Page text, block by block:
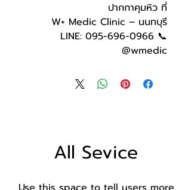
ปากกาคุมหิว ที่
W+ Medic Clinic – นนทบุรี
📞 095-696-0966 LINE:
@wmedic
All Sevice